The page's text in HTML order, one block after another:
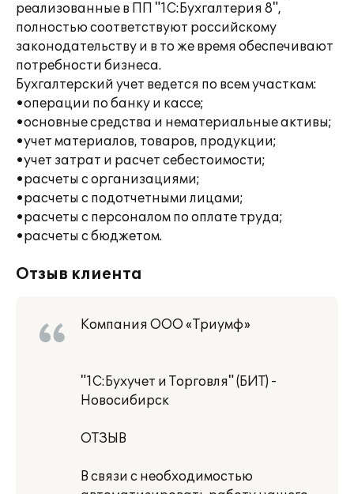
реализованные в ПП "1С:Бухгалтерия 8",
полностью соответствуют российскому
законодательству и в то же время обеспечивают
потребности бизнеса.
Бухгалтерский учет ведется по всем участкам:
•операции по банку и кассе;
•основные средства и нематериальные активы;
•учет материалов, товаров, продукции;
•учет затрат и расчет себестоимости;
•расчеты с организациями;
•расчеты с подотчетными лицами;
•расчеты с персоналом по оплате труда;
•расчеты с бюджетом.
Отзыв клиента
Компания ООО «Триумф»
"1С:Бухучет и Торговля" (БИТ) -
Новосибирск
ОТЗЫВ
В связи с необходимостью